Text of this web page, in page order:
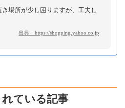
場所が少し困りますが、工夫し
出典： https://shopping.yahoo.co.jp
ている記事